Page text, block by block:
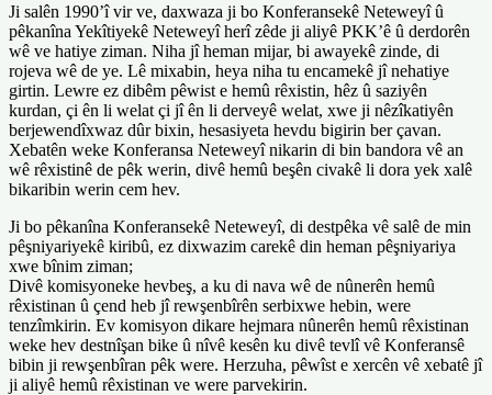
Ji salên 1990’î vir ve, daxwaza ji bo Konferansekê Neteweyî û
pêkanîna Yekîtiyekê Neteweyî herî zêde ji aliyê PKK’ê û derdorên
wê ve hatiye ziman. Niha jî heman mijar, bi awayekê zinde, di
rojeva wê de ye. Lê mixabin, heya niha tu encamekê jî nehatiye
girtin. Lewre ez dibêm pêwist e hemû rêxistin, hêz û saziyên
kurdan, çi ên li welat çi jî ên li derveyê welat, xwe ji nêzîkatiyên
berjewendîxwaz dûr bixin, hesasiyeta hevdu bigirin ber çavan.
Xebatên weke Konferansa Neteweyî nikarin di bin bandora vê an
wê rêxistinê de pêk werin, divê hemû beşên civakê li dora yek xalê
bikaribin werin cem hev.
Ji bo pêkanîna Konferansekê Neteweyî, di destpêka vê salê de min
pêşniyariyekê kiribû, ez dixwazim carekê din heman pêşniyariya
xwe bînim ziman;
Divê komisyoneke hevbeş, a ku di nava wê de nûnerên hemû
rêxistinan û çend heb jî rewşenbîrên serbixwe hebin, were
tenzîmkirin. Ev komisyon dikare hejmara nûnerên hemû rêxistinan
weke hev destnîşan bike û nîvê kesên ku divê tevlî vê Konferansê
bibin ji rewşenbîran pêk were. Herzuha, pêwîst e xercên vê xebatê jî
ji aliyê hemû rêxistinan ve were parvekirin.